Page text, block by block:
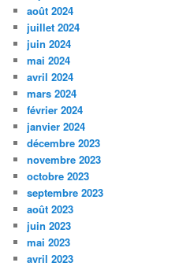
août 2024
juillet 2024
juin 2024
mai 2024
avril 2024
mars 2024
février 2024
janvier 2024
décembre 2023
novembre 2023
octobre 2023
septembre 2023
août 2023
juin 2023
mai 2023
avril 2023